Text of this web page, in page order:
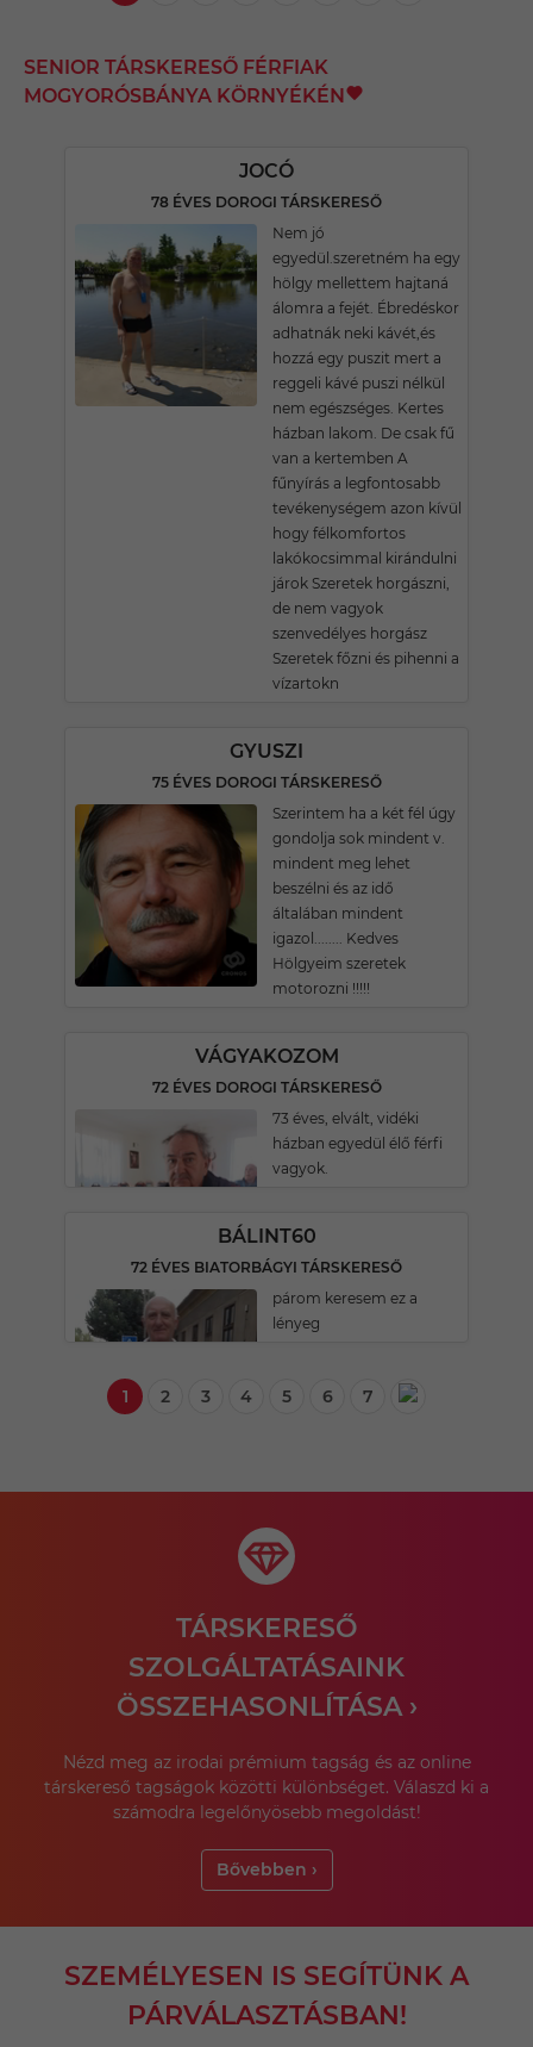
SENIOR TÁRSKERESŐ FÉRFIAK
MOGYORÓSBÁNYA KÖRNYÉKÉN
JOCÓ
78 ÉVES DOROGI TÁRSKERESŐ
Nem jó
egyedül.szeretném ha egy
hölgy mellettem hajtaná
álomra a fejét. Ébredéskor
adhatnák neki kávét,és
hozzá egy puszit mert a
reggeli kávé puszi nélkül
nem egészséges. Kertes
házban lakom. De csak fű
van a kertemben A
fűnyírás a legfontosabb
tevékenységem azon kívül
hogy félkomfortos
lakókocsimmal kirándulni
járok Szeretek horgászni,
de nem vagyok
szenvedélyes horgász
Szeretek főzni és pihenni a
vízartokn
GYUSZI
75 ÉVES DOROGI TÁRSKERESŐ
Szerintem ha a két fél úgy
gondolja sok mindent v.
mindent meg lehet
beszélni és az idő
általában mindent
igazol........ Kedves
Hölgyeim szeretek
motorozni !!!!!
VÁGYAKOZOM
72 ÉVES DOROGI TÁRSKERESŐ
73 éves, elvált, vidéki
házban egyedül élő férfi
vagyok.
BÁLINT60
72 ÉVES BIATORBÁGYI TÁRSKERESŐ
párom keresem ez a
lényeg
1 2 3 4 5 6 7
TÁRSKERESŐ
SZOLGÁLTATÁSAINK
ÖSSZEHASONLÍTÁSA ›
Nézd meg az irodai prémium tagság és az online
társkereső tagságok közötti különbséget. Válaszd ki a
számodra legelőnyösebb megoldást!
Bővebben ›
SZEMÉLYESEN IS SEGÍTÜNK A
PÁRVÁLASZTÁSBAN!